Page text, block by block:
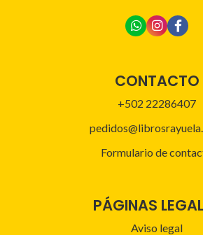
CONTACTO
+502 22286407
Formulario de
PÁGINAS
Aviso legal